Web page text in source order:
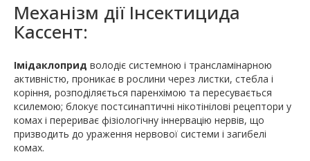
Механізм дії Інсектицида
Кассент:
Імідаклоприд володіє системною і трансламінарною
активністю, проникає в рослини через листки, стебла і
коріння, розподіляється паренхімою та пересувається
ксилемою; блокує постсинаптичні нікотінілові рецептори у
комах і перериває фізіологічну іннервацію нервів, що
призводить до ураження нервової системи і загибелі
комах.